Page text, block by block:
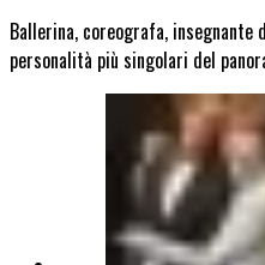
Ballerina, coreografa, insegnante
personalità più singolari del